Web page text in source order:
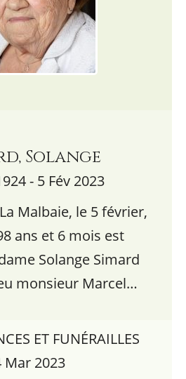
Solange
- 5 Fév 2023
Malbaie, le 5 février,
ans et 6 mois est
Solange Simard
monsieur Marcel…
ET FUNÉRAILLES
Mar 2023